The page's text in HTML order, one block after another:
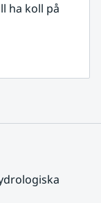
ha koll på